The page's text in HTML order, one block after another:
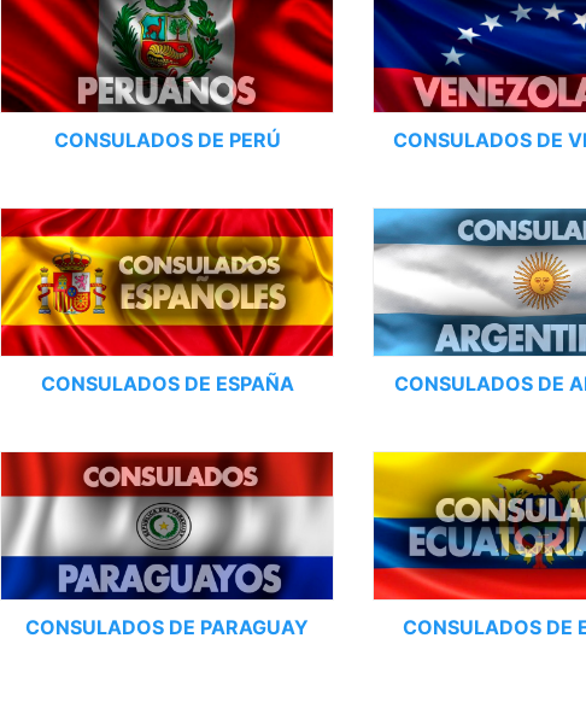
CONSULADOS DE PERÚ CONSULADOS DE
CONSULADOS DE ESPAÑA CONSULADOS DE
CONSULADOS DE PARAGUAY CONSULADOS DE